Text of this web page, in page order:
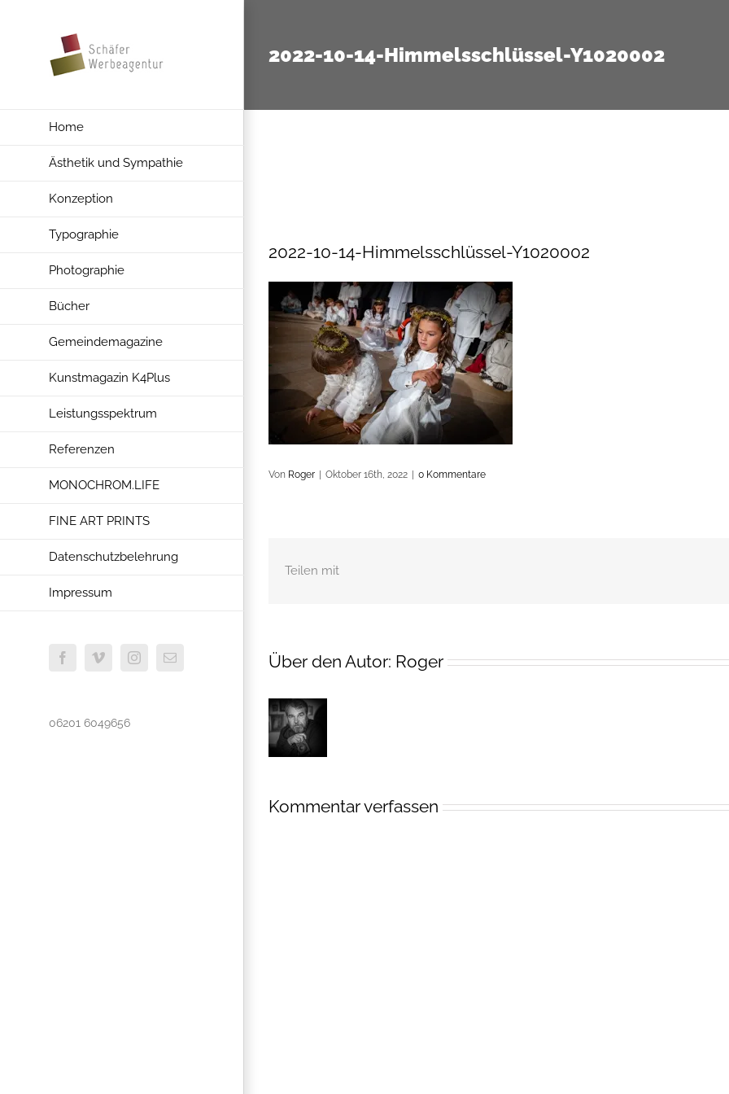
Home
Ästhetik und Sympathie
Konzeption
Typographie
Photographie
Bücher
Gemeindemagazine
Kunstmagazin K4Plus
Leistungsspektrum
Referenzen
MONOCHROM.LIFE
FINE ART PRINTS
Datenschutzbelehrung
Impressum
FacebookVimeoInstagram
E-
06201 6049656
2022-10-14-Himmelsschlüssel-Y1020002
2022-10-14-Himmelsschlüssel-Y1020002
Von Roger Oktober 16th, 2022 0 Kommentare
Teilen mit
Über den Autor: Roger
Kommentar verfassen